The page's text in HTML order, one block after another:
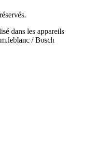
dans les appareils
/ Bosch